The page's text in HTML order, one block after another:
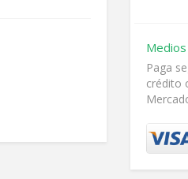
Paga
crédito